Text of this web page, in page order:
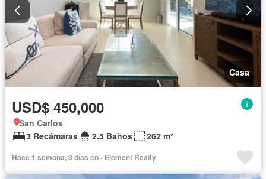
Casa
USD$ 450,000
San Carlos
3 Recámaras
2.5 Baños 262 m²
Hace 1 semana, 3 días en - Element Realty